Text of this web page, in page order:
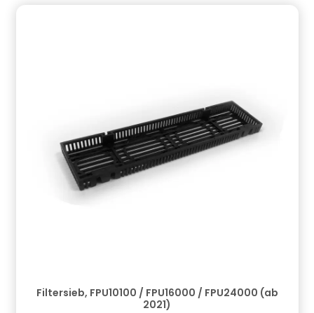
Filtersieb, FPU10100 / FPU16000 / FPU24000 (ab
2021)